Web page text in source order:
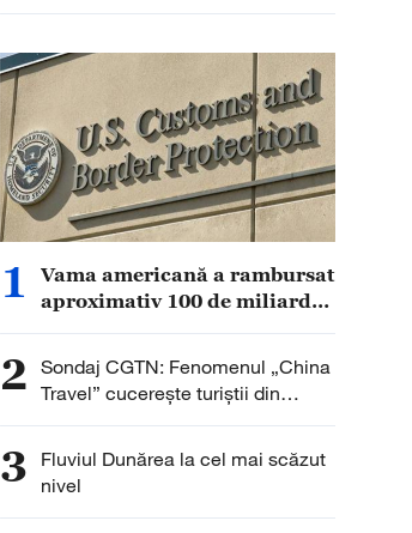
1
Vama americană a rambursat
aproximativ 100 de miliarde
2 Sondaj CGTN: Fenomenul „China
Travel” cucerește turiștii din
întreaga lume. Peste 90% dintre
creștere pentru China
3
Fluviul Dunărea la cel mai scăzut
nivel